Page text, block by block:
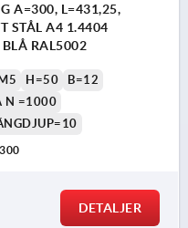
A=300, L=431,25,
STÅL A4 1.4404
BLÅ RAL5002
H=50
B=12
N =1000
DETALJER